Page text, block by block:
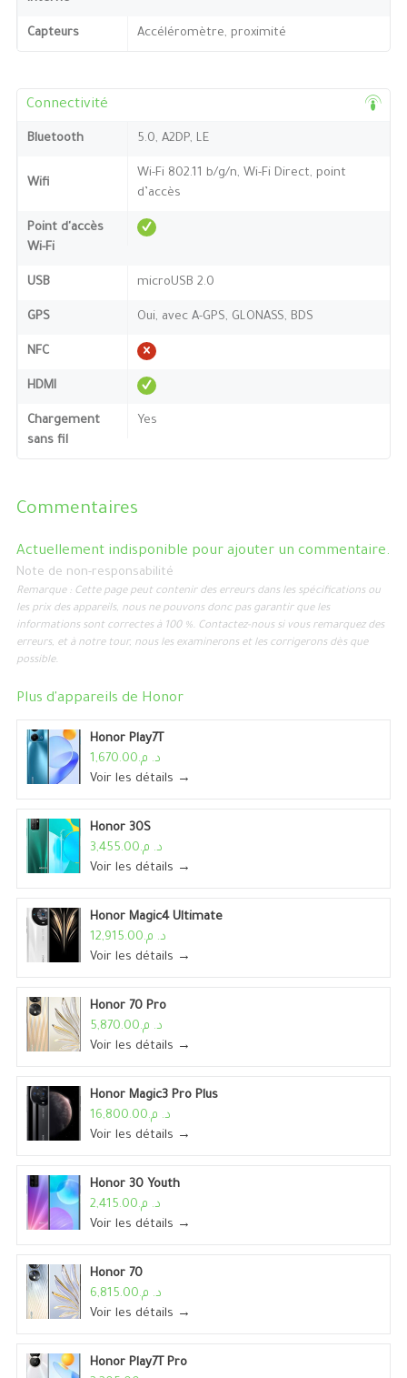
Capteurs Accéléromètre, proximité
Connectivité
Bluetooth 5.0, A2DP, LE
Wifi
Wi-Fi 802.11 b/g/n, Wi-Fi Direct, point
d’accès
Point d'accès
Wi-Fi
USB microUSB 2.0
GPS Oui, avec A-GPS, GLONASS, BDS
NFC
HDMI
Chargement
sans fil
Yes
Commentaires
Actuellement indisponible pour ajouter un commentaire.
Note de non-responsabilité
Remarque : Cette page peut contenir des erreurs dans les spécifications ou
les prix des appareils, nous ne pouvons donc pas garantir que les
informations sont correctes à 100 %. Contactez-nous si vous remarquez des
erreurs, et à notre tour, nous les examinerons et les corrigerons dès que
possible.
Plus d'appareils de Honor
Honor Play7T
د. م.1,670.00
Voir les détails →
Honor 30S
د. م.3,455.00
Voir les détails →
Honor Magic4 Ultimate
د. م.12,915.00
Voir les détails →
Honor 70 Pro
د. م.5,870.00
Voir les détails →
Honor Magic3 Pro Plus
د. م.16,800.00
Voir les détails →
Honor 30 Youth
د. م.2,415.00
Voir les détails →
Honor 70
د. م.6,815.00
Voir les détails →
Honor Play7T Pro